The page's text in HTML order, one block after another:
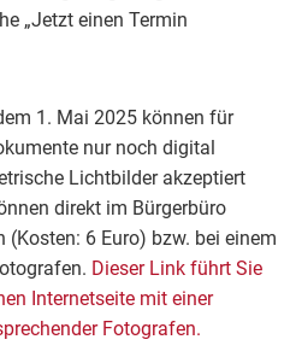
„Jetzt einen Termin
1. Mai 2025 können für
nur noch digital
Lichtbilder akzeptiert
direkt im Bürgerbüro
(Kosten: 6 Euro) bzw. bei einem
Dieser Link führt Sie
Internetseite mit einer
Fotografen.